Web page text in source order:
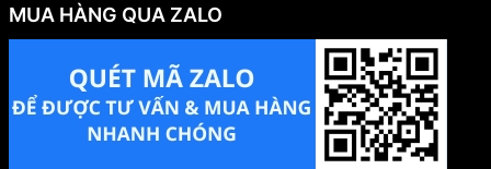
MUA HÀNG QUA ZALO